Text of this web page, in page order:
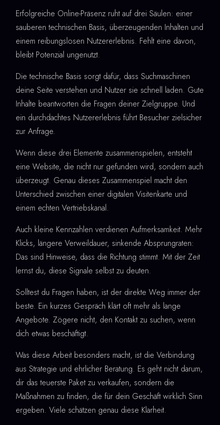
Erfolgreiche Online-Präsenz ruht auf drei Säulen: einer
sauberen technischen Basis, überzeugenden Inhalten und
einem reibungslosen Nutzererlebnis. Fehlt eine davon,
bleibt Potenzial ungenutzt.
Die technische Basis sorgt dafür, dass Suchmaschinen
deine Seite verstehen und Nutzer sie schnell laden. Gute
Inhalte beantworten die Fragen deiner Zielgruppe. Und
ein durchdachtes Nutzererlebnis führt Besucher zielsicher
zur Anfrage.
Wenn diese drei Elemente zusammenspielen, entsteht
eine Website, die nicht nur gefunden wird, sondern auch
überzeugt. Genau dieses Zusammenspiel macht den
Unterschied zwischen einer digitalen Visitenkarte und
einem echten Vertriebskanal.
Auch kleine Kennzahlen verdienen Aufmerksamkeit. Mehr
Klicks, längere Verweildauer, sinkende Absprungraten:
Das sind Hinweise, dass die Richtung stimmt. Mit der Zeit
lernst du, diese Signale selbst zu deuten.
Solltest du Fragen haben, ist der direkte Weg immer der
beste. Ein kurzes Gespräch klärt oft mehr als lange
Angebote. Zögere nicht, den Kontakt zu suchen, wenn
dich etwas beschäftigt.
Was diese Arbeit besonders macht, ist die Verbindung
aus Strategie und ehrlicher Beratung. Es geht nicht darum,
dir das teuerste Paket zu verkaufen, sondern die
Maßnahmen zu finden, die für dein Geschäft wirklich Sinn
ergeben. Viele schätzen genau diese Klarheit.